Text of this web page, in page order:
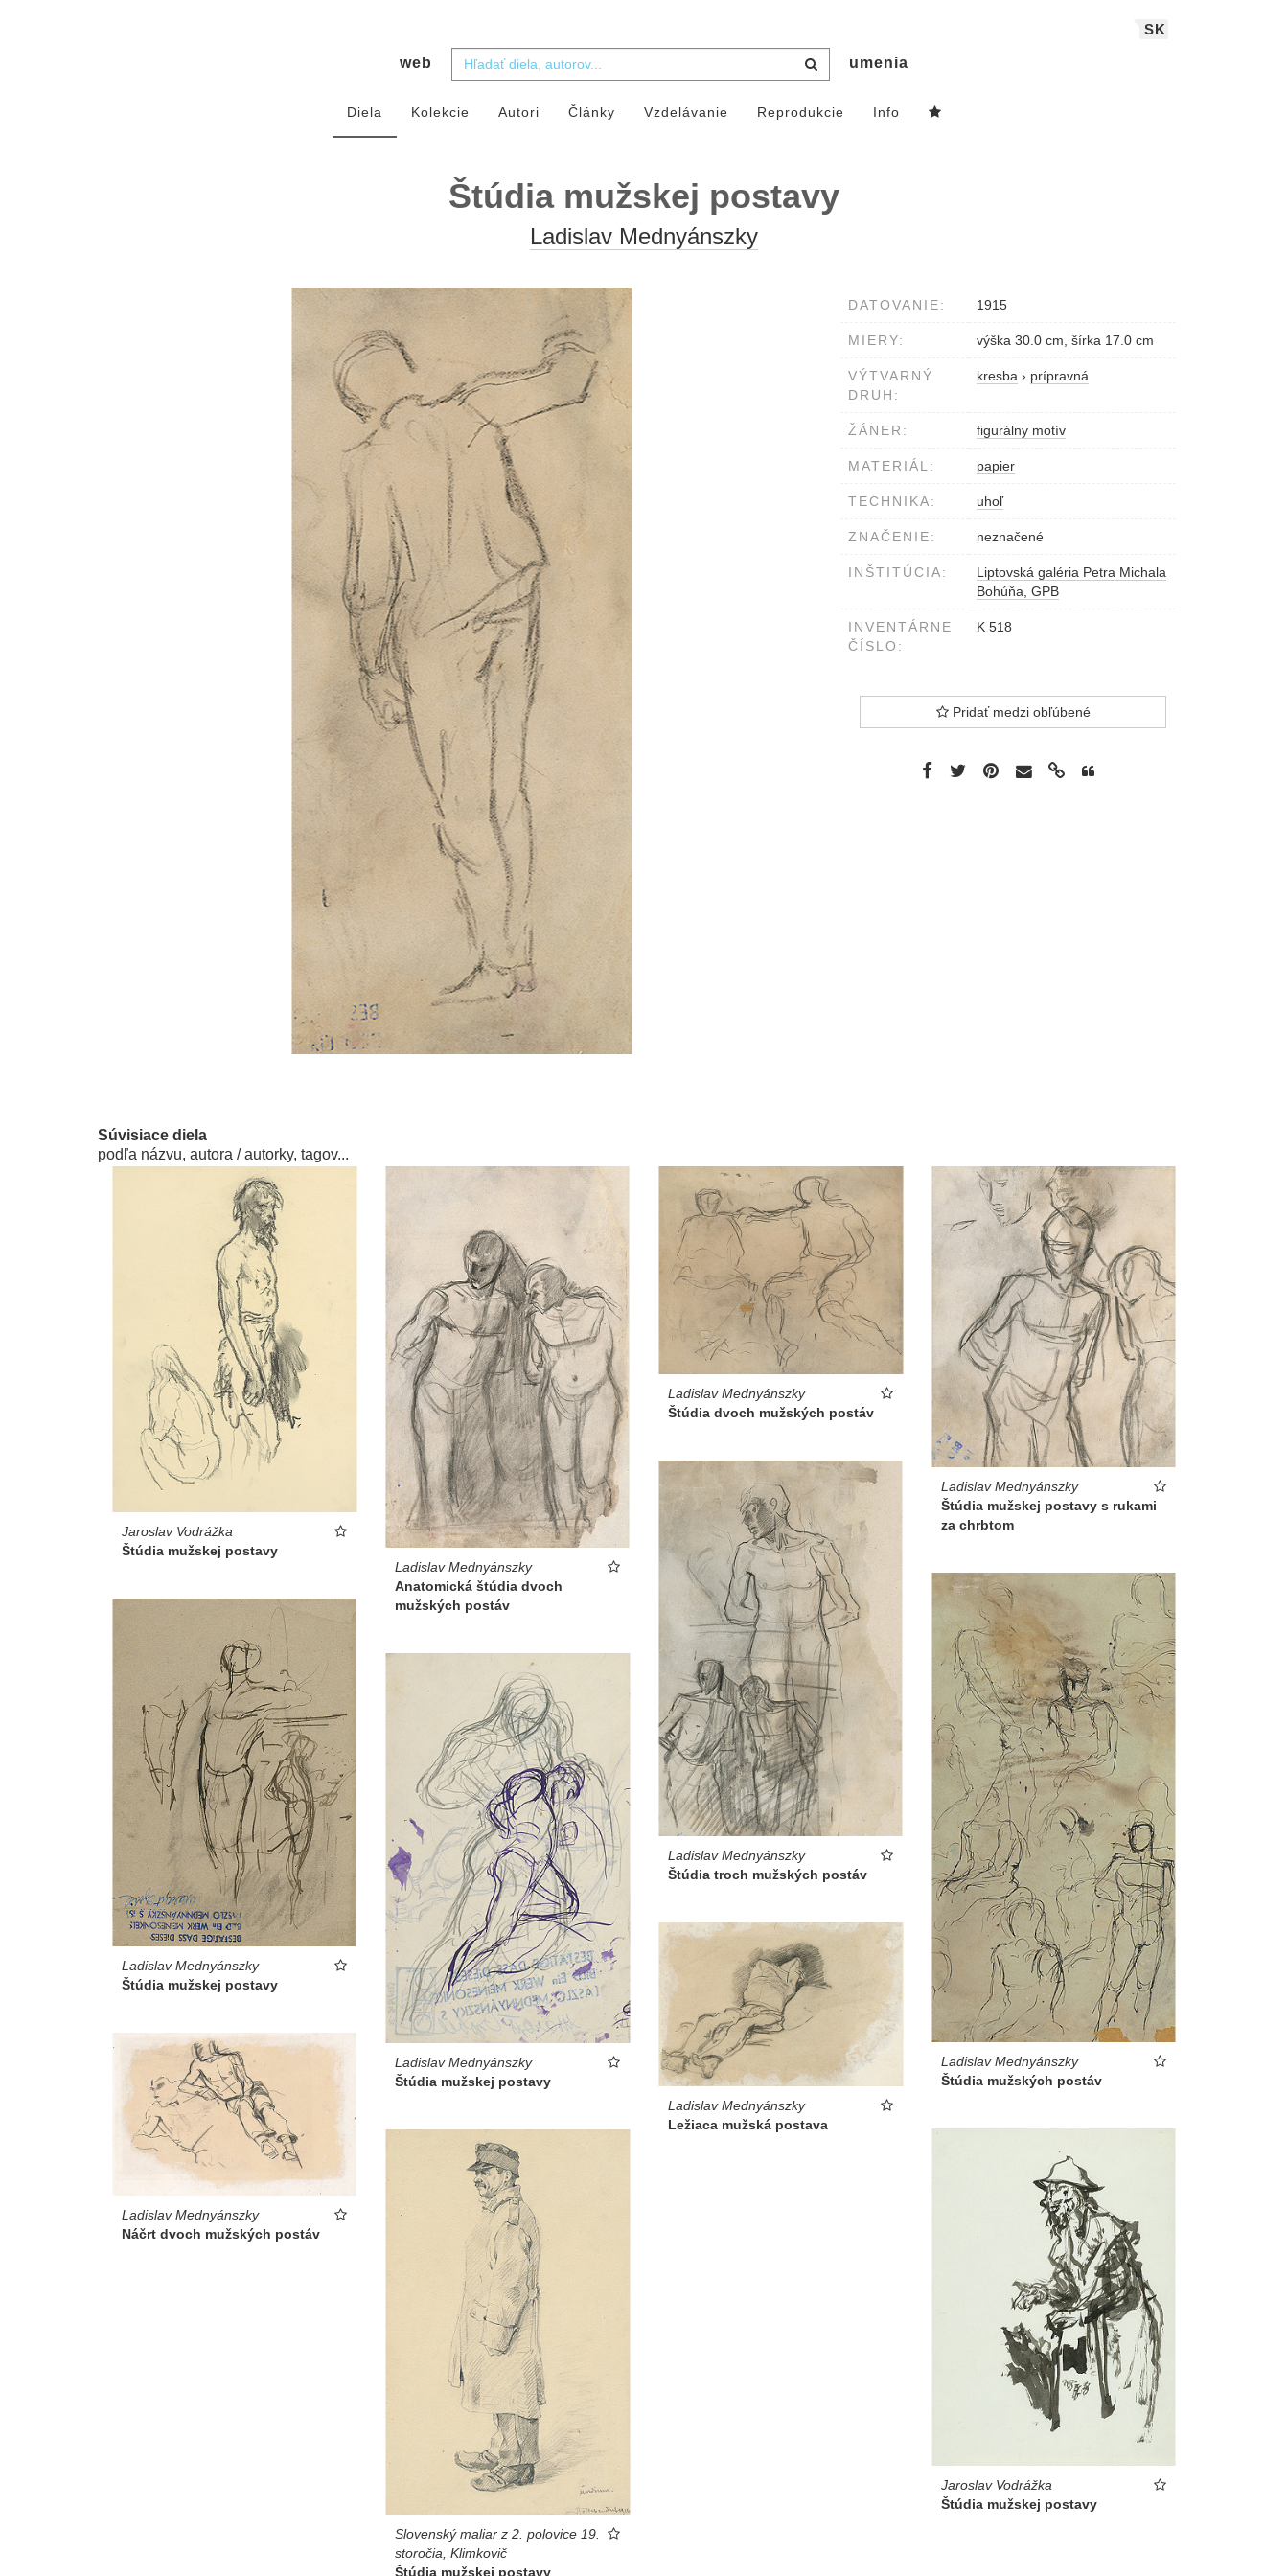
SK
web umenia
Diela Kolekcie Autori Články Vzdelávanie Reprodukcie Info
Štúdia mužskej postavy
Ladislav Mednyánszky
DATOVANIE: 1915
MIERY: výška 30.0 cm, šírka 17.0 cm
VÝTVARNÝ
DRUH:
kresba › prípravná
ŽÁNER: figurálny motív
MATERIÁL: papier
TECHNIKA: uhoľ
ZNAČENIE: neznačené
INŠTITÚCIA:
Liptovská galéria Petra Michala
Bohúňa, GPB
INVENTÁRNE
ČÍSLO:
K 518
Pridať medzi obľúbené
Súvisiace diela
podľa názvu, autora / autorky, tagov...
Jaroslav Vodrážka
Štúdia mužskej postavy
Ladislav Mednyánszky
Anatomická štúdia dvoch
mužských postáv
Ladislav Mednyánszky
Štúdia dvoch mužských postáv
Ladislav Mednyánszky
Štúdia mužskej postavy s rukami
za chrbtom
Ladislav Mednyánszky
Štúdia troch mužských postáv
Ladislav Mednyánszky
Štúdia mužských postáv
Ladislav Mednyánszky
Štúdia mužskej postavy
Ladislav Mednyánszky
Štúdia mužskej postavy
Ladislav Mednyánszky
Ležiaca mužská postava
Ladislav Mednyánszky
Náčrt dvoch mužských postáv
Jaroslav Vodrážka
Štúdia mužskej postavy
Slovenský maliar z 2. polovice 19.
storočia, Klimkovič
Štúdia mužskej postavy